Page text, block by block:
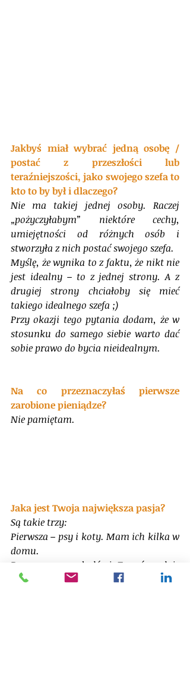
Jakbyś miał wybrać jedną osobę /
postać z przeszłości lub
teraźniejszości, jako swojego szefa to
kto to by był i dlaczego?
Nie ma takiej jednej osoby. Raczej
„pożyczyłabym” niektóre cechy,
umiejętności od różnych osób i
stworzyła z nich postać swojego szefa.
Myślę, że wynika to z faktu, że nikt nie
jest idealny – to z jednej strony. A z
drugiej strony chciałoby się mieć
takiego idealnego szefa ;)
Przy okazji tego pytania dodam, że w
stosunku do samego siebie warto dać
sobie prawo do bycia nieidealnym.
Na co przeznaczyłaś pierwsze
zarobione pieniądze?
Nie pamiętam.
Jaka jest Twoja największa pasja?
Są takie trzy:
Pierwsza – psy i koty. Mam ich kilka w
domu.
Druga – praca z ludźmi. To coś, co daje
mi satysfakcję. Szczególnie, gdy widzę